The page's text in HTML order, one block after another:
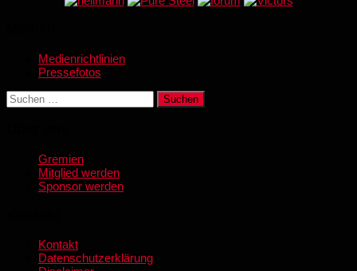
Medienrichtlinien
Pressefotos
Suchen
nach:
Gremien
Mitglied werden
Sponsor werden
Kontakt
Datenschutzerklärung